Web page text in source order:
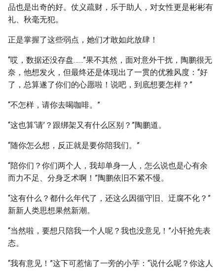
品也是出奇的好。仗义疏财，乐于助人，对女性更是彬彬有
礼、秋毫无犯。
正是掌握了这些弱点，她们才敢如此放肆！
“哎，数据还没存盘……”果不其然，面对意外干扰，陶鹏很无
奈，他想发火，但最终还是体现出了一贯的优雅风度：“好
了，总算遂了你们的心愿啦！说吧，到底想要怎样？”
“不怎样，请你去喝咖啡。”
“这也算‘请’？跟绑架又有什么区别？”陶鹏道。
“随你怎么想，反正就是要你陪我们。”
“陪你们？你们两个人，我却单身一人，怎么说也是心有余
而力不足、分身乏术啊！”陶鹏依旧不紧不慢。
“这有什么？都什么年代了，还这么因循守旧、迂腐不化？”
新新人类思想果然新潮。
“当然啦，要想只陪我一个人呢？我也没意见！”小轩抢先表
态。
“我有意见！”这下可惹恼了一旁的小芋：“说什么呢？你这人